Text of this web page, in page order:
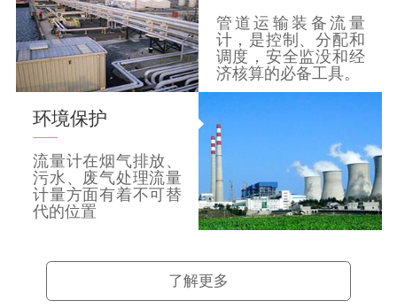
管道运输装备流量
计，是控制、分配和
调度，安全监没和经
济核算的必备工具。
环境保护
流量计在烟气排放、
污水、废气处理流量
计量方面有着不可替
代的位置
了解更多